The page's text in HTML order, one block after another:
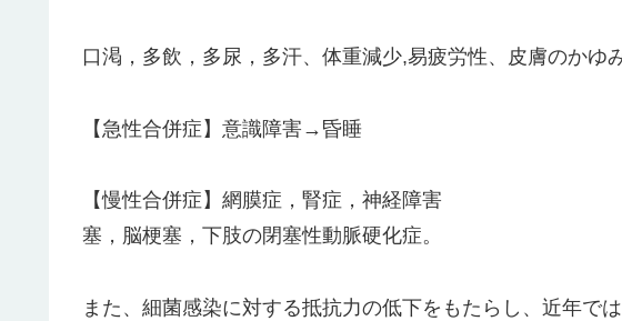
口渇，多飲，多尿，多汗、体重減少,易疲労性、皮膚のかゆ
【急性合併症】意識障害→昏睡
【慢性合併症】網膜症，腎症，神経障
塞，脳梗塞，下肢の閉塞性動脈硬化症。
また、細菌感染に対する抵抗力の低下をもたらし、近年で